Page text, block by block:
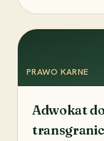
PRAWO KARNE
Adwokat